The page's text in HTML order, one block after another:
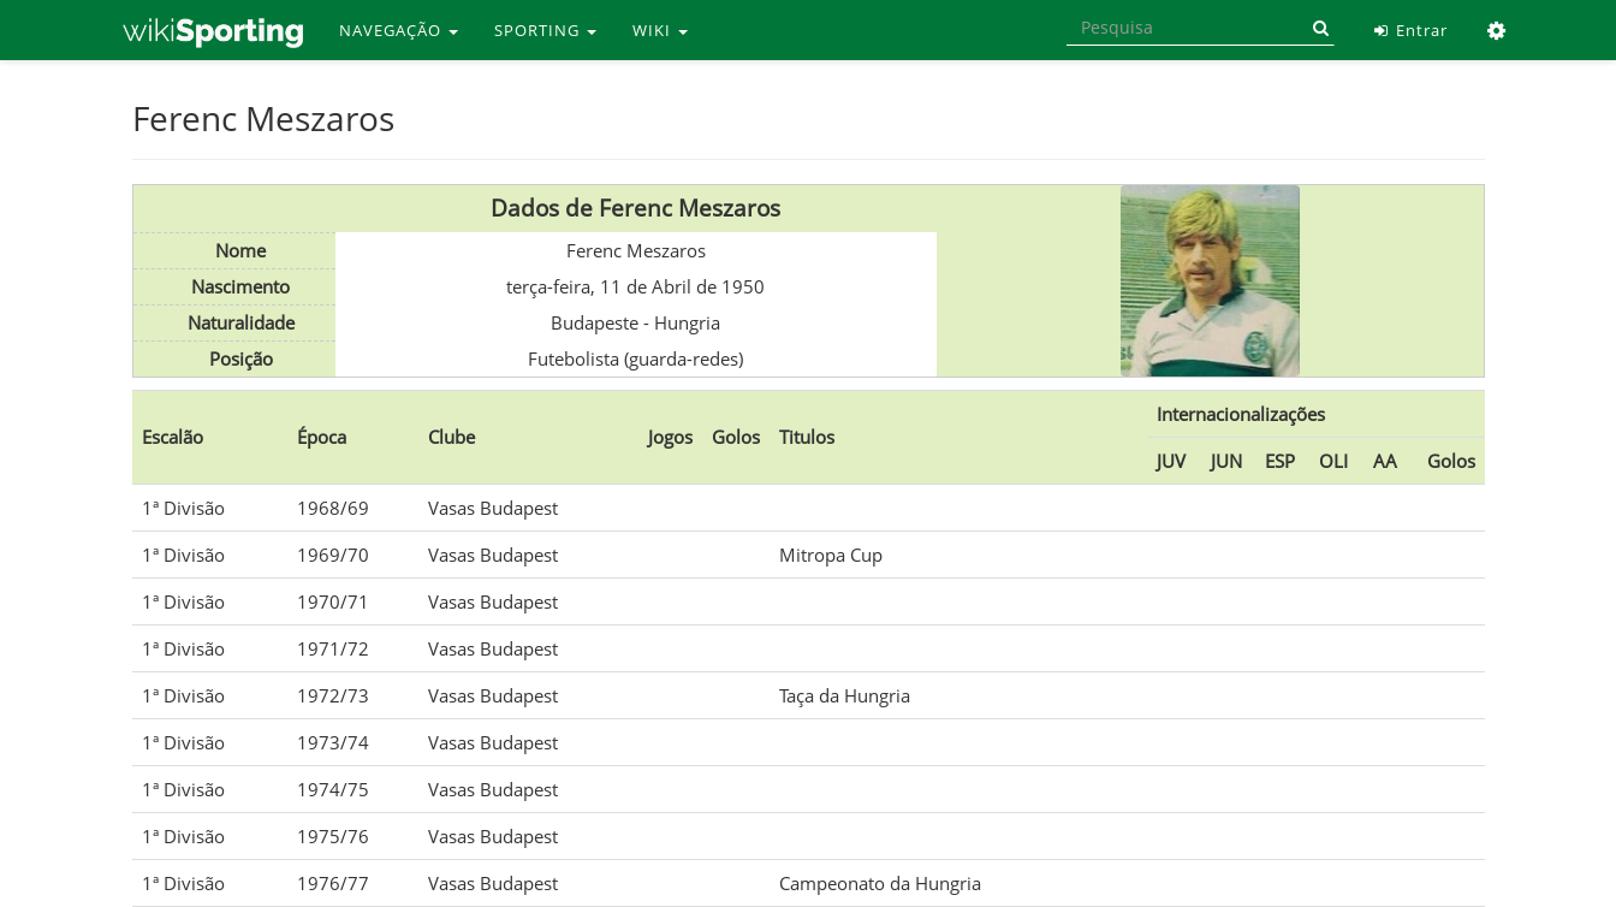
NAVEGAÇÃO SPORTING WIKI Entrar
Ferenc Meszaros
Dados de Ferenc Meszaros
Nome
Ferenc Meszaros
Nascimento
terça-feira, 11 de Abril de 1950
Naturalidade
Budapeste - Hungria
Posição
Futebolista (guarda-redes)
Escalão Época Clube Jogos Golos Titulos
Internacionalizações
JUV
JUN ESP OLI AA
Golos
1ª Divisão
1968/69
Vasas Budapest
1ª Divisão
1969/70 Vasas Budapest
Mitropa Cup
1ª Divisão
1970/71
Vasas Budapest
1ª Divisão
1971/72
Vasas Budapest
1ª Divisão
1972/73 Vasas Budapest
Taça da Hungria
1ª Divisão
1973/74
Vasas Budapest
1ª Divisão
1974/75
Vasas Budapest
1ª Divisão
1975/76
Vasas Budapest
1ª Divisão
1976/77 Vasas Budapest
Campeonato da Hungria